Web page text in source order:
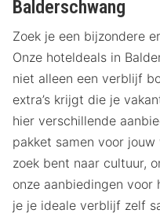
Balderschwang
Zoek je een bijzondere
Onze hoteldeals in
niet alleen een verblijf
extra’s krijgt die je
hier verschillende
pakket samen voor
zoek bent naar cultuur,
onze aanbiedingen voor
je je ideale verblijf zelf